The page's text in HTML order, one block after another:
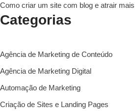
Como criar um site com blog e atrair
Categorias
Agência de Marketing de Conteúdo
Agência de Marketing Digital
Automação de Marketing
Criação de Sites e Landing Pages